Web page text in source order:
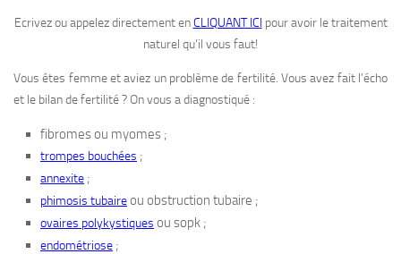
Ecrivez ou appelez directement enCLIQUANT ICI pour avoir le traitement
naturel qu’il vous faut!
Vous êtes femme et aviez un problème de fertilité. Vous avez fait l’écho
et le bilan de fertilité ? On vous a diagnostiqué :
fibromes ou myomes ;
trompes bouchées ;
annexite ;
phimosis tubaireou obstruction tubaire ;
ovaires polykystiques ou sopk ;
endométriose ;